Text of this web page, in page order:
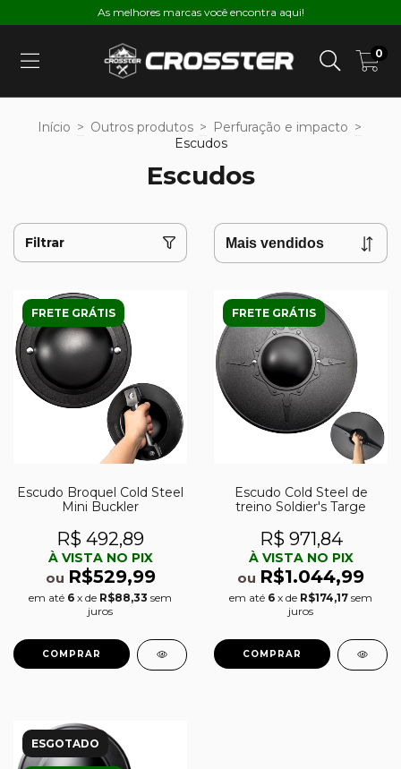
As melhores marcas você encontra aqui!
0
Início > Outros produtos > Perfuração e impacto >
Escudos
Escudos
Filtrar
FRETE GRÁTIS
Escudo Broquel Cold Steel
Mini Buckler
R$ 492,89
À VISTA NO PIX
ou R$529,99
em até 6 x de R$88,33 sem
juros
FRETE GRÁTIS
Escudo Cold Steel de
treino Soldier's Targe
R$ 971,84
À VISTA NO PIX
ou R$1.044,99
em até 6 x de R$174,17 sem
juros
ESGOTADO